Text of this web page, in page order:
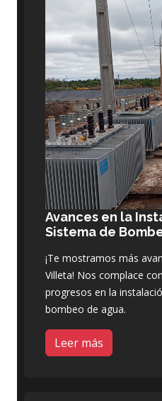
Avances en la
Sistema de
¡Te mostramos más
Villeta! Nos complace
progresos en la
bombeo de agua.
Leer más